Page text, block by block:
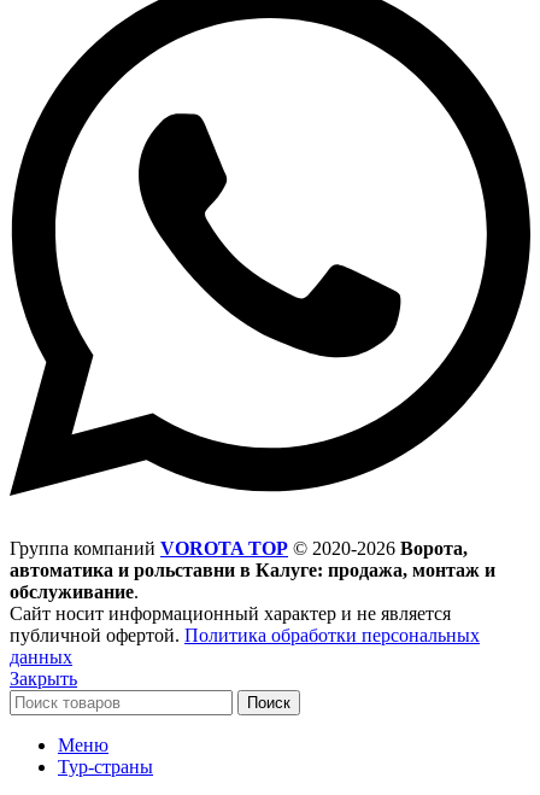
Группа компаний VOROTA TOP © 2020-2026 Ворота,
автоматика и рольставни в Калуге: продажа, монтаж и
обслуживание.
Сайт носит информационный характер и не является
публичной офертой. Политика обработки персональных
данных
Закрыть
Поиск
Меню
Тур-страны